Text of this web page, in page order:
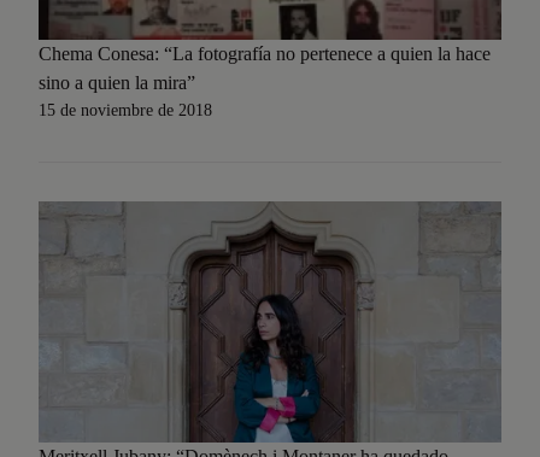
Chema Conesa: “La fotografía no pertenece a quien la hace
sino a quien la mira”
15 de noviembre de 2018